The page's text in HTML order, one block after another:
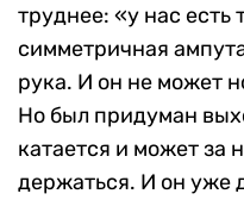
труднее: «у нас есть
симметричная
рука. И он не может
Но был придуман
катается и может за
держаться. И он уже